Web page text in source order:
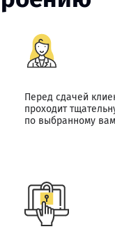
Перед сдачей
проходит
по выбранному